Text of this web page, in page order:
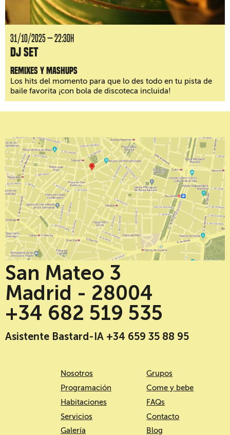
31/10/2025 — 22:30H
DJ Set
Remixes y mashups
Los hits del momento para que lo des todo en tu pista de
baile favorita ¡con bola de discoteca incluida!
San Mateo 3
Madrid - 28004
+34 682 519 535
Asistente Bastard-IA +34 659 35 88 95
Nosotros
Programación
Habitaciones
Servicios
Galería
Grupos
Come y bebe
FAQs
Contacto
Blog